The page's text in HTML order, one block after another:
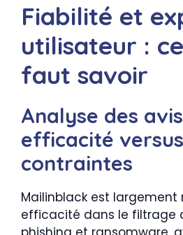
Fiabilité et
utilisateur :
faut savoir
Analyse des
efficacité versus
contraintes
Mailinblack est largement
efficacité dans le filtrage